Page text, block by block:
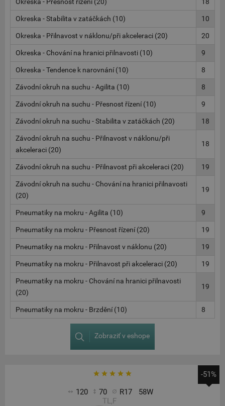
Okreska - Stabilita v zatáčkách (10) 10
Okreska - Přilnavost v náklonu/při akceleraci (20) 20
Okreska - Chování na hranici přilnavosti (10) 9
Okreska - Tendence k narovnání (10) 8
Závodní okruh na suchu - Agilita (10) 8
Závodní okruh na suchu - Přesnost řízení (10) 9
Závodní okruh na suchu - Stabilita v zatáčkách (20) 18
Závodní okruh na suchu - Přilnavost v náklonu/při
akceleraci (20)
18
Závodní okruh na suchu - Přilnavost při akceleraci (20) 19
Závodní okruh na suchu - Chování na hranici přilnavosti
(20)
19
Pneumatiky na mokru - Agilita (10) 9
Pneumatiky na mokru - Přesnost řízení (20) 19
Pneumatiky na mokru - Přilnavost v náklonu (20) 19
Pneumatiky na mokru - Přilnavost při akceleraci (20) 19
Pneumatiky na mokru - Chování na hranici přilnavosti
(20)
19
Pneumatiky na mokru - Brzdění (10) 8
Zobraziť v eshope
120 70 R17
58W
TL,F
-51%